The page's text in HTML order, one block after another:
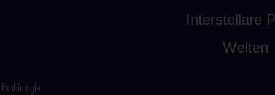
Interstellare
Welten
Exobiologie